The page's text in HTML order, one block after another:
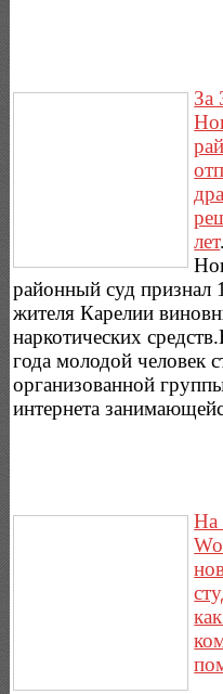
За
лет
районный суд признал
жителя Карелии
наркотических
года молодой человек
организованной
интернета
На